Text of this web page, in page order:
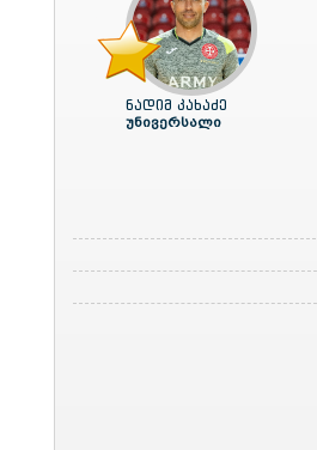
ნადიმ კახაძე
უნივერსალი